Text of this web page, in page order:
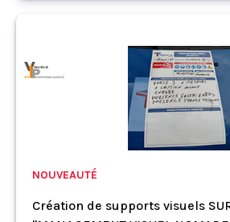
NOUVEAUTÉ
Création de supports visuels